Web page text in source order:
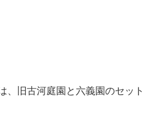
、旧古河庭園と六義園のセット